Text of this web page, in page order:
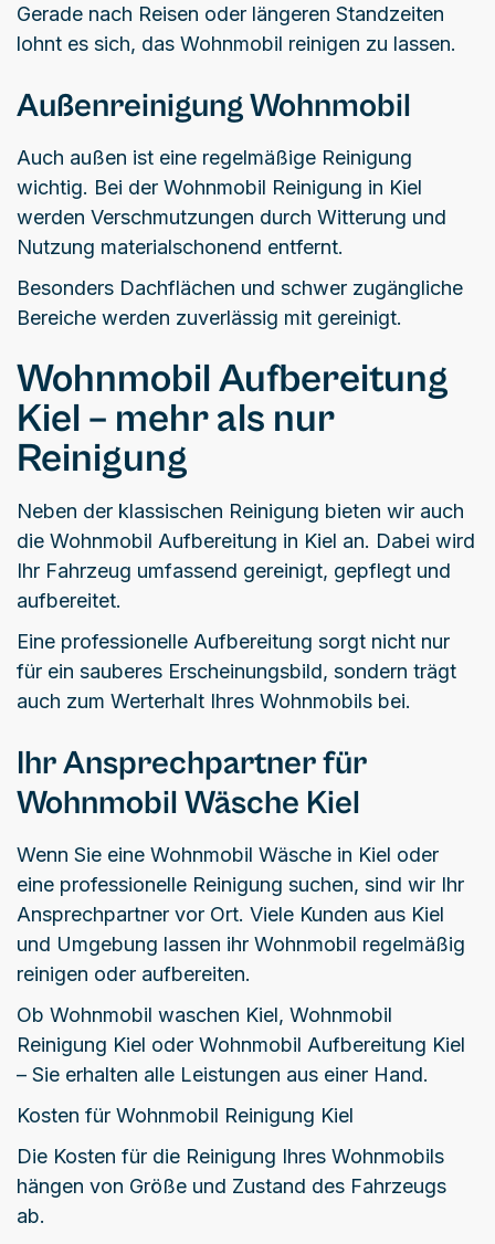
Gerade nach Reisen oder längeren Standzeiten
lohnt es sich, das Wohnmobil reinigen zu lassen.
Außenreinigung Wohnmobil
Auch außen ist eine regelmäßige Reinigung
wichtig. Bei der Wohnmobil Reinigung in Kiel
werden Verschmutzungen durch Witterung und
Nutzung materialschonend entfernt.
Besonders Dachflächen und schwer zugängliche
Bereiche werden zuverlässig mit gereinigt.
Wohnmobil Aufbereitung
Kiel – mehr als nur
Reinigung
Neben der klassischen Reinigung bieten wir auch
die Wohnmobil Aufbereitung in Kiel an. Dabei wird
Ihr Fahrzeug umfassend gereinigt, gepflegt und
aufbereitet.
Eine professionelle Aufbereitung sorgt nicht nur
für ein sauberes Erscheinungsbild, sondern trägt
auch zum Werterhalt Ihres Wohnmobils bei.
Ihr Ansprechpartner für
Wohnmobil Wäsche Kiel
Wenn Sie eine Wohnmobil Wäsche in Kiel oder
eine professionelle Reinigung suchen, sind wir Ihr
Ansprechpartner vor Ort. Viele Kunden aus Kiel
und Umgebung lassen ihr Wohnmobil regelmäßig
reinigen oder aufbereiten.
Ob Wohnmobil waschen Kiel, Wohnmobil
Reinigung Kiel oder Wohnmobil Aufbereitung Kiel
– Sie erhalten alle Leistungen aus einer Hand.
Kosten für Wohnmobil Reinigung Kiel
Die Kosten für die Reinigung Ihres Wohnmobils
hängen von Größe und Zustand des Fahrzeugs
ab.